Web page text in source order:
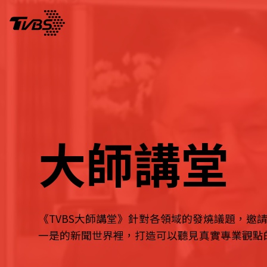
大師講堂
《TVBS大師講堂》針對各領域的發燒議題，
一是的新聞世界裡，打造可以聽見真實專業觀